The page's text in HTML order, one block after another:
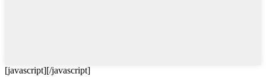
[javascript][/javascript]